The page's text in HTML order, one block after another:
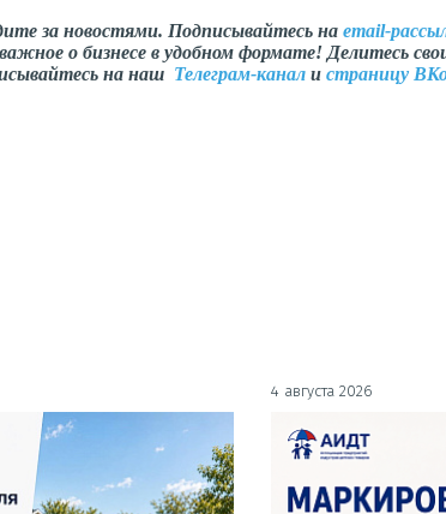
за новостями. Подписывайтесь на email-
о бизнесе в удобном формате! Делитесь
на наш Телеграм-канал и страницу
4 августа 2026